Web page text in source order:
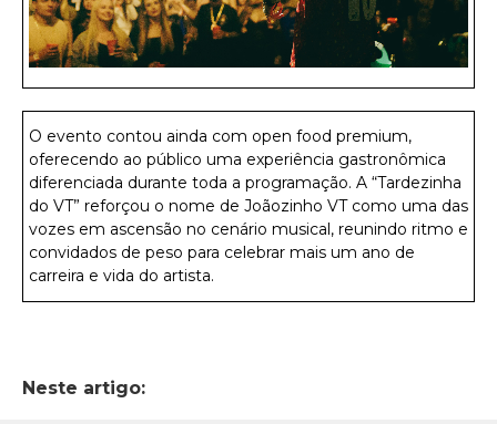
O evento contou ainda com open food premium,
oferecendo ao público uma experiência gastronômica
diferenciada durante toda a programação. A “Tardezinha
do VT” reforçou o nome de Joãozinho VT como uma das
vozes em ascensão no cenário musical, reunindo ritmo e
convidados de peso para celebrar mais um ano de
carreira e vida do artista.
Neste artigo: